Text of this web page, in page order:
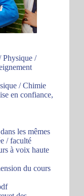
Physique /
/ Chimie
en confiance,
les mêmes
/ faculté
à voix haute
du cours